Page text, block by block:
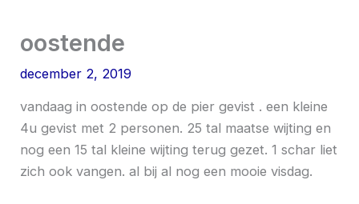
oostende
december 2, 2019
vandaag in oostende op de pier gevist . een kleine
4u gevist met 2 personen. 25 tal maatse wijting en
nog een 15 tal kleine wijting terug gezet. 1 schar liet
zich ook vangen. al bij al nog een mooie visdag.